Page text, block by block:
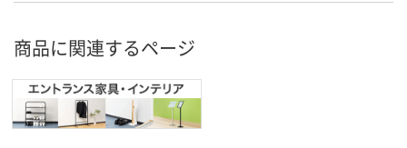
商品に関連するページ